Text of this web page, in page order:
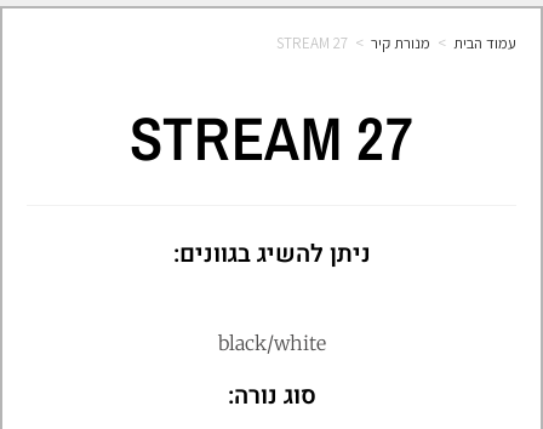
עמוד הבית > מנורת קיר >
STREAM 27
STREAM 27
ניתן להשיג בגוונים:
black/white
סוג נורה: